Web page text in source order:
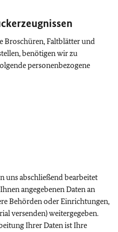
Broschüren, Faltblätter und
benötigen wir zu
personenbezogene
uns abschließend bearbeitet
angegebenen Daten an
Behörden oder Einrichtungen,
versenden) weitergegeben.
Ihrer Daten ist Ihre